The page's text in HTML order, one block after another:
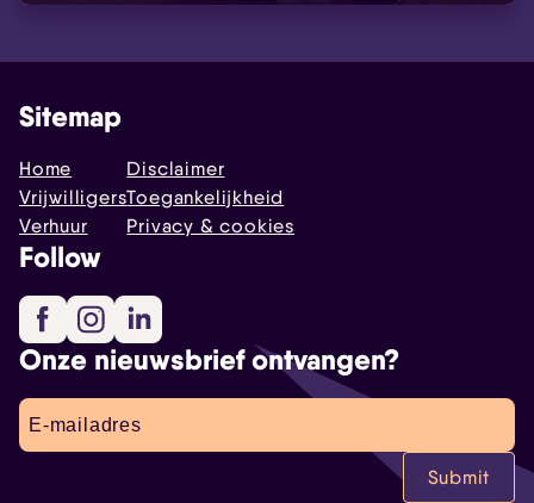
Sitemap
Home
Vrijwilligers
Verhuur
Disclaimer
Toegankelijkheid
Privacy & cookies
Follow
FacebookInstagram
Onze nieuwsbrief ontvangen?